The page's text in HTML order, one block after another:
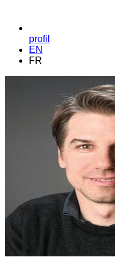
profil
EN
FR